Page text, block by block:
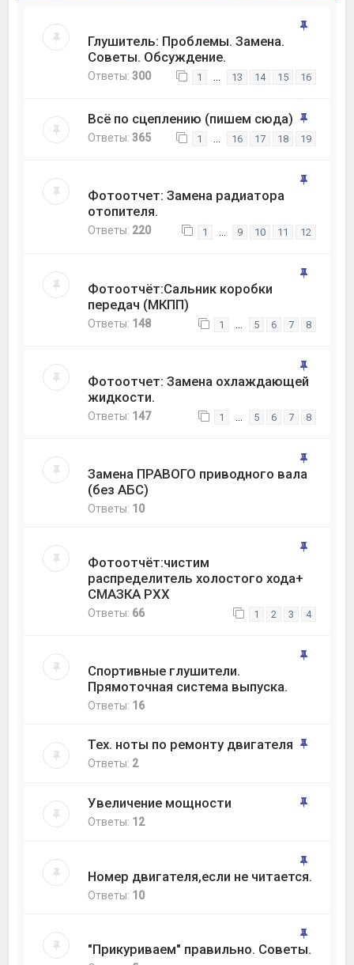
Глушитель: Проблемы. Замена.
Советы. Обсуждение.
Ответы:300 1 … 13 14 15 16
Всё по сцеплению (пишем сюда)
Ответы:365 1 … 16 17 18 19
Фотоотчет: Замена радиатора
отопителя.
Ответы: 220 1 9 10 11 12
Фотоотчёт:Сальник коробки
передач (МКПП)
Ответы: 148 1 5 6 7 8
Фотоотчет: Замена охлаждающей
жидкости.
Ответы: 147 1 5 6 7 8
Замена ПРАВОГО приводного вала
(без АБС)
Ответы: 10
Фотоотчёт:чистим
распределитель холостого хода+
СМАЗКА РХХ
Ответы: 66 1 2 3 4
Спортивные глушители.
Прямоточная система выпуска.
Ответы: 16
Тех. ноты по ремонту двигателя
Ответы: 2
Увеличение мощности
Ответы: 12
Номер двигателя,если не читается.
Ответы: 10
"Прикуриваем" правильно. Советы.